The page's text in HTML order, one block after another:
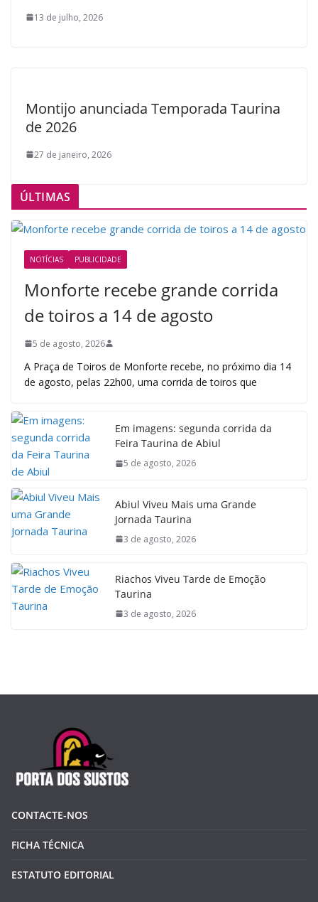
13 de julho, 2026
Montijo anunciada Temporada Taurina
de 2026
27 de janeiro, 2026
ÚLTIMAS
NOTÍCIAS PUBLICIDADE
Monforte recebe grande corrida
de toiros a 14 de agosto
5 de agosto, 2026
A Praça de Toiros de Monforte recebe, no próximo dia 14
de agosto, pelas 22h00, uma corrida de toiros que
Em imagens: segunda corrida da
Feira Taurina de Abiul
5 de agosto, 2026
Abiul Viveu Mais uma Grande
Jornada Taurina
3 de agosto, 2026
Riachos Viveu Tarde de Emoção
Taurina
3 de agosto, 2026
CONTACTE-NOS
FICHA TÉCNICA
ESTATUTO EDITORIAL